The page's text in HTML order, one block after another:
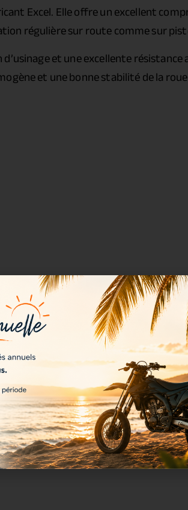
Excel. Elle offre un excellent
régulière sur route comme sur
et une excellente résistance
et une bonne stabilité de la